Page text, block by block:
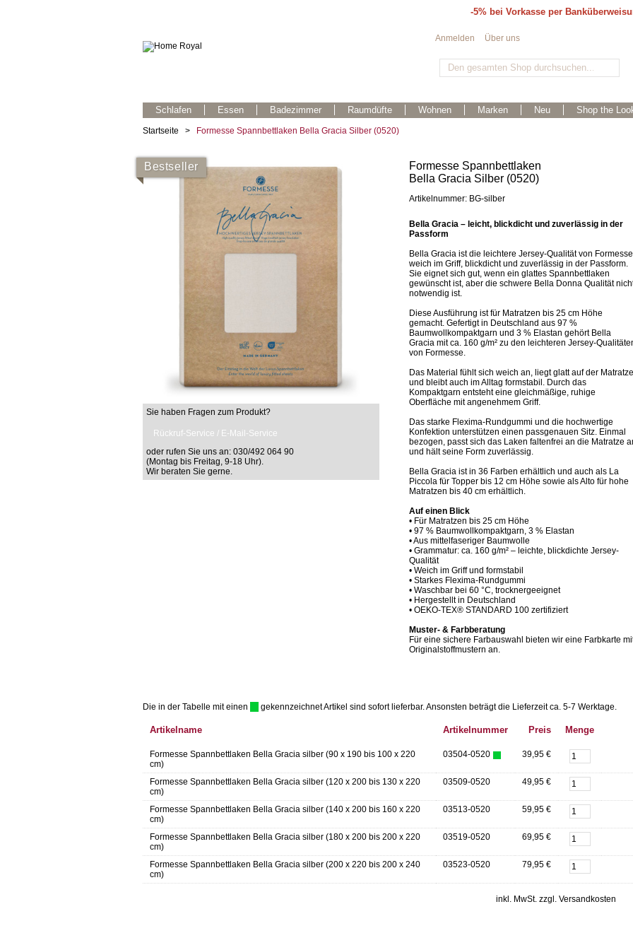
-5% bei Vorkasse per
Schlafen Essen Badezimmer Raumdüfte Wohnen Marken Neu Shop the
Anmelden Über uns
Startseite > Formesse Spannbettlaken Bella Gracia Silber (0520)
Bestseller
Sie haben Fragen zum Produkt?
Rückruf-Service / E-Mail-Service
oder rufen Sie uns an: 030/492 064 90
(Montag bis Freitag, 9-18 Uhr).
Wir beraten Sie gerne.
Formesse Spannbettlaken
Bella Gracia Silber (0520)
Artikelnummer: BG-silber
Bella Gracia – leicht, blickdicht und zuverlässig in der
Passform
Bella Gracia ist die leichtere Jersey-Qualität von
weich im Griff, blickdicht und zuverlässig in der Passform.
Sie eignet sich gut, wenn ein glattes Spannbettlaken
gewünscht ist, aber die schwere Bella Donna Qualität
notwendig ist.
Diese Ausführung ist für Matratzen bis 25 cm Höhe
gemacht. Gefertigt in Deutschland aus 97 %
Baumwollkompaktgarn und 3 % Elastan gehört Bella
Gracia mit ca. 160 g/m² zu den leichteren Jersey-
von Formesse.
Das Material fühlt sich weich an, liegt glatt auf der Matratze
und bleibt auch im Alltag formstabil. Durch das
Kompaktgarn entsteht eine gleichmäßige, ruhige
Oberfläche mit angenehmem Griff.
Das starke Flexima-Rundgummi und die hochwertige
Konfektion unterstützen einen passgenauen Sitz. Einmal
bezogen, passt sich das Laken faltenfrei an die Matratze
und hält seine Form zuverlässig.
Bella Gracia ist in 36 Farben erhältlich und auch als La
Piccola für Topper bis 12 cm Höhe sowie als Alto für hohe
Matratzen bis 40 cm erhältlich.
Auf einen Blick
• Für Matratzen bis 25 cm Höhe
• 97 % Baumwollkompaktgarn, 3 % Elastan
• Aus mittelfaseriger Baumwolle
• Grammatur: ca. 160 g/m² – leichte, blickdichte Jersey-
Qualität
• Weich im Griff und formstabil
• Starkes Flexima-Rundgummi
• Waschbar bei 60 °C, trocknergeeignet
• Hergestellt in Deutschland
• OEKO-TEX® STANDARD 100 zertifiziert
Muster- & Farbberatung
Für eine sichere Farbauswahl bieten wir eine Farbkarte
Originalstoffmustern an.
Die in der Tabelle mit einen gekennzeichnet Artikel sind sofort lieferbar.Ansonsten beträgt die Lieferzeit ca. 5-7 Werktage.
Artikelname Artikelnummer Preis Menge
Formesse Spannbettlaken Bella Gracia silber (90 x 190 bis 100 x 220
cm)
03504-0520 39,95 €
Formesse Spannbettlaken Bella Gracia silber (120 x 200 bis 130 x 220
cm)
03509-0520 49,95 €
Formesse Spannbettlaken Bella Gracia silber (140 x 200 bis 160 x 220
cm)
03513-0520 59,95 €
Formesse Spannbettlaken Bella Gracia silber (180 x 200 bis 200 x 220
cm)
03519-0520 69,95 €
Formesse Spannbettlaken Bella Gracia silber (200 x 220 bis 200 x 240
cm)
03523-0520 79,95 €
inkl. MwSt. zzgl. Versandkosten